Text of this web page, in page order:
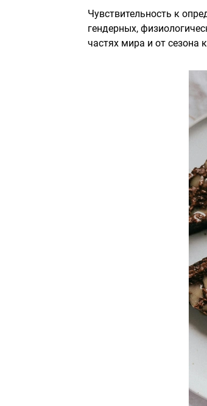
Чувствительность к
гендерных,
частях мира и от сезона